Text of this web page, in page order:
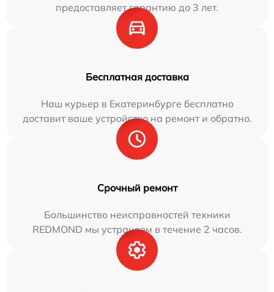
предоставляет гарантию до 3 лет.
Бесплатная доставка
Наш курьер в Екатеринбурге бесплатно
доставит ваше устройство на ремонт и обратно.
Срочный ремонт
Большинство неисправностей техники
REDMOND мы устраняем в течение 2 часов.